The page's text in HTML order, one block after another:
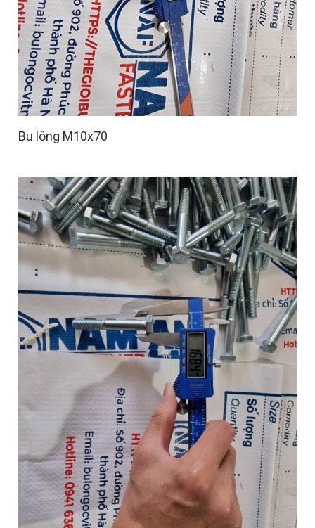
Bu lông M10x70